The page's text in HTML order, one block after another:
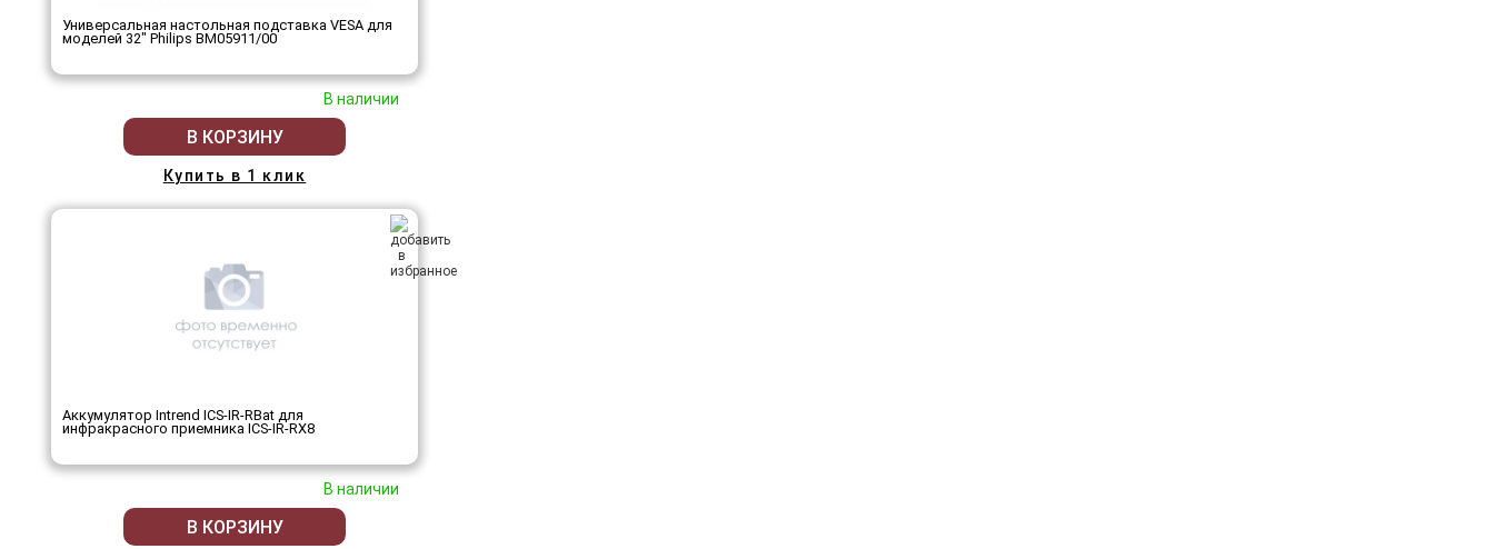
Универсальная настольная подставка VESA для
моделей 32" Philips BM05911/00
В наличии
В КОРЗИНУ
Купить в 1 клик
Аккумулятор Intrend ICS-IR-RBat для
инфракрасного приемника ICS-IR-RX8
В наличии
В КОРЗИНУ